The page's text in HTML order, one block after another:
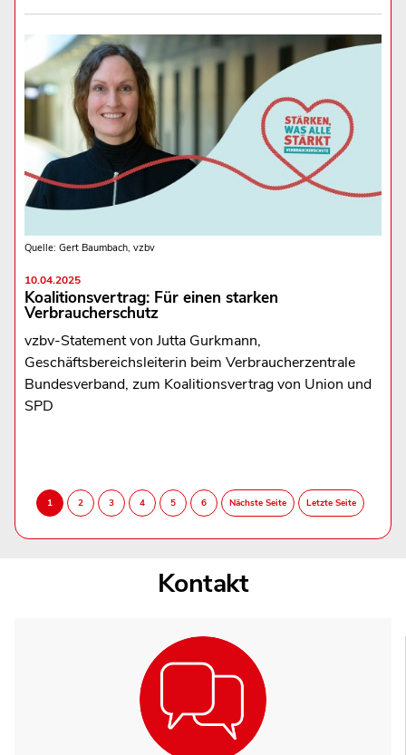
Quelle: Gert Baumbach, vzbv
10.04.2025
Koalitionsvertrag: Für einen starken
Verbraucherschutz
vzbv-Statement von Jutta Gurkmann,
Geschäftsbereichsleiterin beim Verbraucherzentrale
Bundesverband, zum Koalitionsvertrag von Union und
SPD
Kontakt